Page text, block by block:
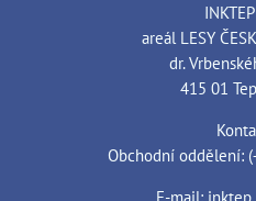
areál LESY
dr.
415 01
Obchodní oddělení:
E-mail: